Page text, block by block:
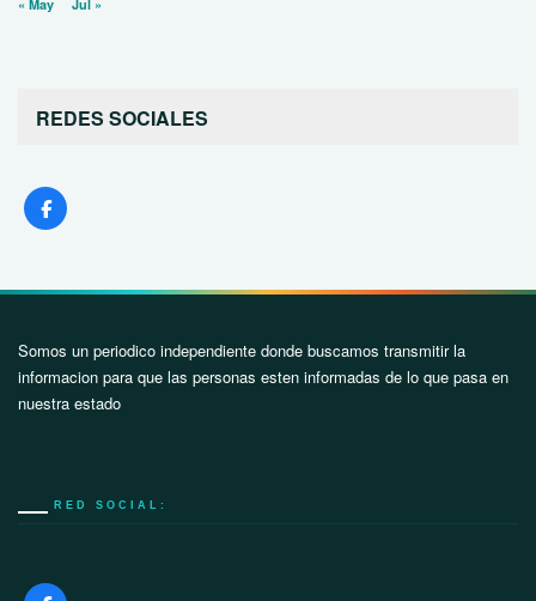
« May Jul »
REDES SOCIALES
Somos un periodico independiente donde buscamos transmitir la
informacion para que las personas esten informadas de lo que pasa en
nuestra estado
RED SOCIAL: